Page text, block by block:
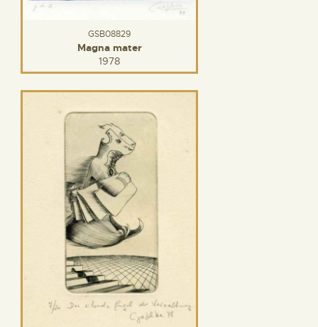
GSB08829
Magna mater
1978